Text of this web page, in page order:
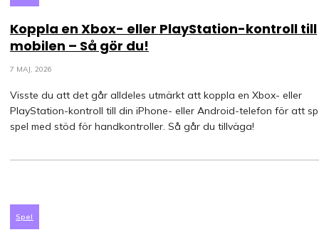
Koppla en Xbox- eller PlayStation-kontroll till
mobilen – Så gör du!
7 MAJ, 2026
Visste du att det går alldeles utmärkt att koppla en Xbox- eller
PlayStation-kontroll till din iPhone- eller Android-telefon för att
spel med stöd för handkontroller. Så går du tillväga!
Spel